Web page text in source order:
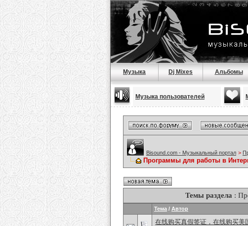
Музыка Dj Mixes Альбомы
Музыка пользователей
Bisound.com - Музыкальный портал >
Программы для работы в
Темы раздела :
Тема / Автор
在线购买真假签证，在线购买美